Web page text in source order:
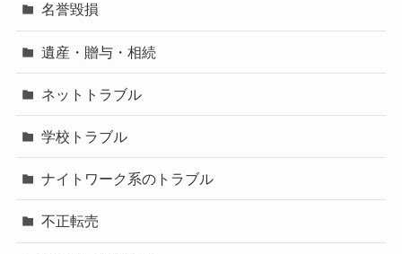
名誉毀損
遺産・贈与・相続
ネットトラブル
学校トラブル
ナイトワーク系のトラブル
不正転売